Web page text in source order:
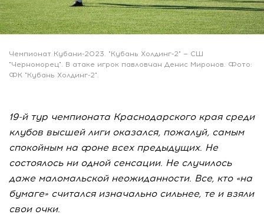
Чемпионат Кубани-2023. "Кубань Холдинг-2" — СШ
"Черноморец". В атаке игрок павловчан Денис Миронов. Фото:
ФК "Кубань Холдинг-2".
19-й тур чемпионата Краснодарского края среди
клубов высшей лиги оказался, пожалуй, самым
спокойным на фоне всех предыдущих. Не
состоялось ни одной сенсации. Не случилось
даже маломальской неожиданности. Все, кто «на
бумаге» считался изначально сильнее, те и взяли
свои очки.